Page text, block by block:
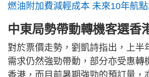
燃油附加費減輕成本 未來10年航
中東局勢帶動轉機客選香
對於票價走勢，劉凱詩指出，上半
需求仍然強勁帶動，部分亦受惠轉
香港，而目前暑期強勁的預訂量，